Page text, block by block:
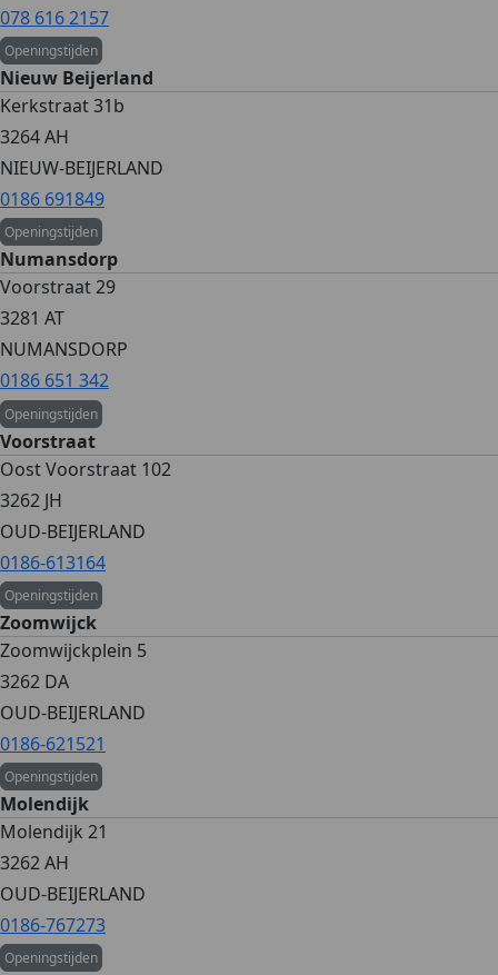
078 616 2157
Openingstijden
Nieuw Beijerland
Kerkstraat 31b
3264 AH
NIEUW-BEIJERLAND
0186 691849
Openingstijden
Numansdorp
Voorstraat 29
3281 AT
NUMANSDORP
0186 651 342
Openingstijden
Voorstraat
Oost Voorstraat 102
3262 JH
OUD-BEIJERLAND
0186-613164
Openingstijden
Zoomwijck
Zoomwijckplein 5
3262 DA
OUD-BEIJERLAND
0186-621521
Openingstijden
Molendijk
Molendijk 21
3262 AH
OUD-BEIJERLAND
0186-767273
Openingstijden